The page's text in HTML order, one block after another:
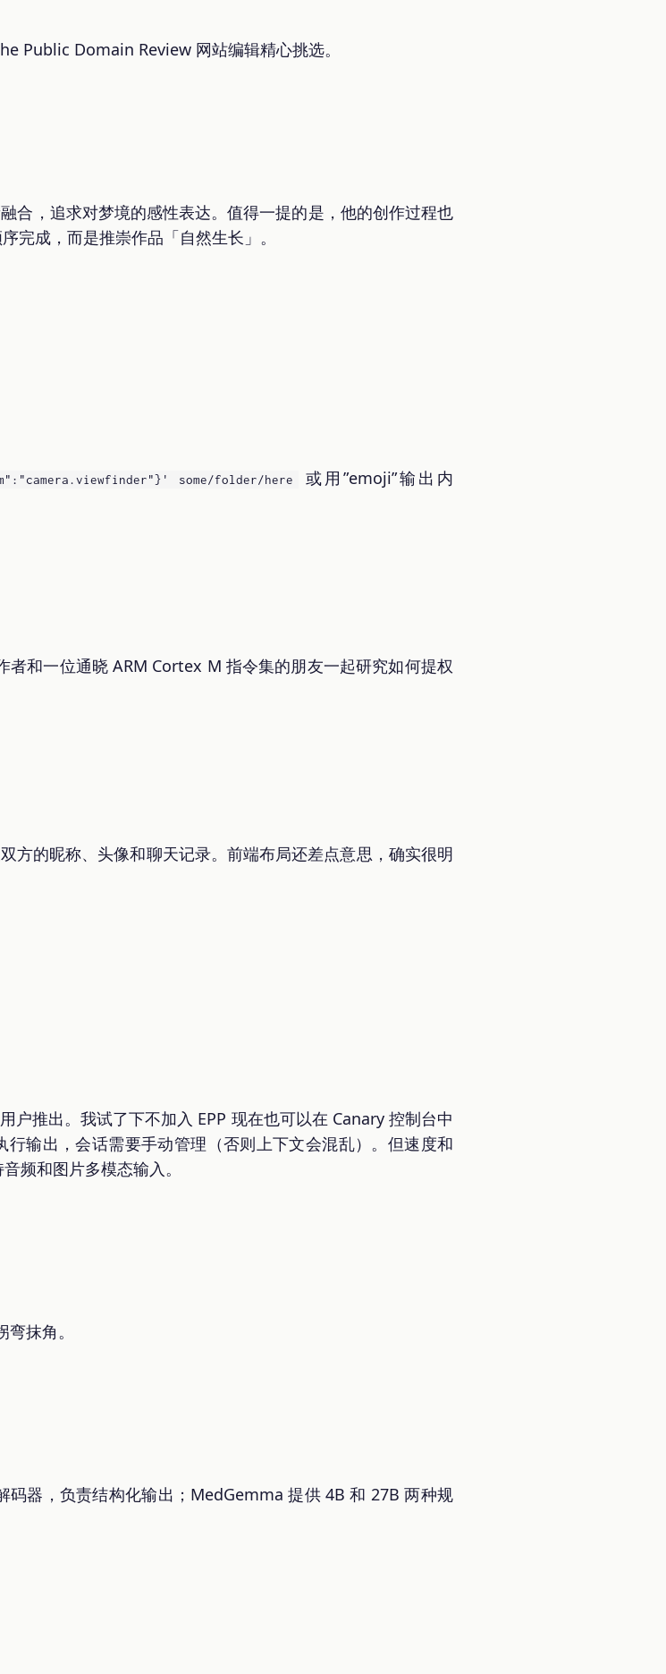
Public Domain Review 网站编辑精心挑选。
合，追求对梦境的感性表达。值得一提的是，他的创作过程也
完成，而是推崇作品「自然生长」。
some/folder/here
或用”emoji”输出内
和一位通晓 ARM Cortex M 指令集的朋友一起研究如何提权
方的昵称、头像和聊天记录。前端布局还差点意思，确实很明
推出。我试了下不加入 EPP 现在也可以在 Canary 控制台中
输出，会话需要手动管理（否则上下文会混乱）。但速度和
频和图片多模态输入。
抹角。
码器，负责结构化输出；MedGemma 提供 4B 和 27B 两种规